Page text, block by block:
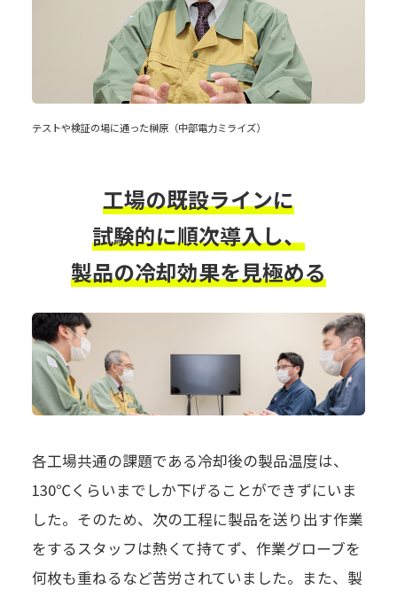
テストや検証の場に通った榊原（中部電力ミライズ）
工場の既設ラインに
試験的に順次導入し、
製品の冷却効果を見極める
各工場共通の課題である冷却後の製品温度は、
130℃くらいまでしか下げることができずにいま
した。そのため、次の工程に製品を送り出す作業
をするスタッフは熱くて持てず、作業グローブを
何枚も重ねるなど苦労されていました。また、製